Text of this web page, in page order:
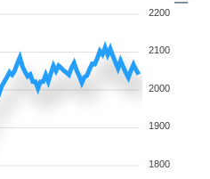
2200
2100
2000
1900
1800